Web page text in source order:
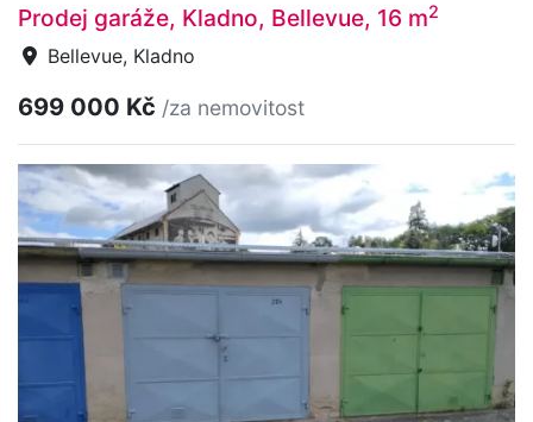
Prodej garáže, Kladno, Bellevue, 16 m2
Bellevue, Kladno
699 000 Kč /za nemovitost